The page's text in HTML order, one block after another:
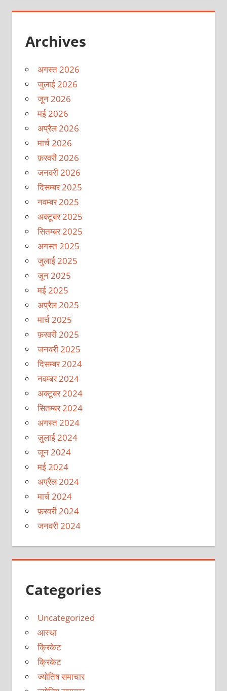
Archives
अगस्त 2026
जुलाई 2026
जून 2026
मई 2026
अप्रैल 2026
मार्च 2026
फ़रवरी 2026
जनवरी 2026
दिसम्बर 2025
नवम्बर 2025
अक्टूबर 2025
सितम्बर 2025
अगस्त 2025
जुलाई 2025
जून 2025
मई 2025
अप्रैल 2025
मार्च 2025
फ़रवरी 2025
जनवरी 2025
दिसम्बर 2024
नवम्बर 2024
अक्टूबर 2024
सितम्बर 2024
अगस्त 2024
जुलाई 2024
जून 2024
मई 2024
अप्रैल 2024
मार्च 2024
फ़रवरी 2024
जनवरी 2024
Categories
Uncategorized
आस्था
क्रिकेट
क्रिकेट
ज्योतिष समाचार